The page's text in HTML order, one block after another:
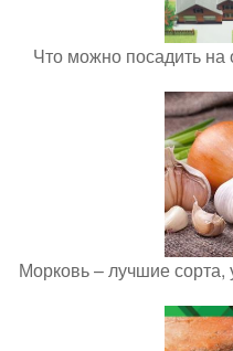
Что можно посадить на
Морковь – лучшие сорта,